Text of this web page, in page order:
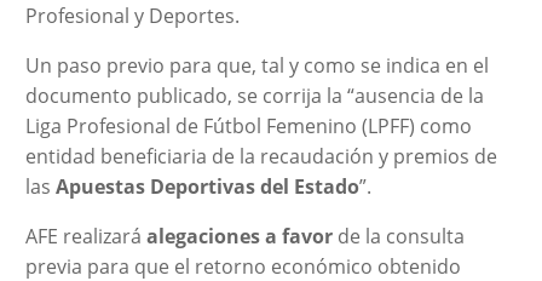
Profesional y Deportes.
Un paso previo para que, tal y como se indica en el
documento publicado, se corrija la “ausencia de la
Liga Profesional de Fútbol Femenino (LPFF) como
entidad beneficiaria de la recaudación y premios de
las Apuestas Deportivas del Estado”.
AFE realizará alegaciones a favor de la consulta
previa para que el retorno económico obtenido